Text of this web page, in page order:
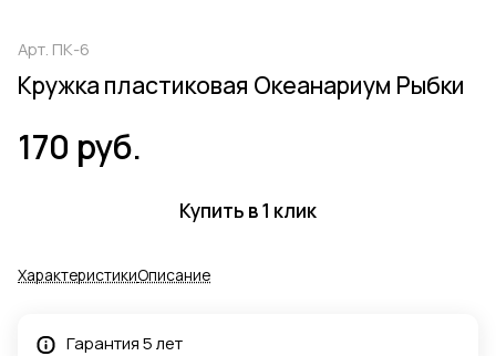
Арт. ПК-6
Кружка пластиковая Океанариум Рыбки
170 руб.
Купить в 1 клик
ХарактеристикиОписание
Гарантия 5 лет